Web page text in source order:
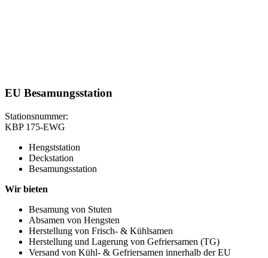
EU Besamungsstation
Stationsnummer:
KBP 175-EWG
Hengststation
Deckstation
Besamungsstation
Wir bieten
Besamung von Stuten
Absamen von Hengsten
Herstellung von Frisch- & Kühlsamen
Herstellung und Lagerung von Gefriersamen (TG)
Versand von Kühl- & Gefriersamen innerhalb der EU